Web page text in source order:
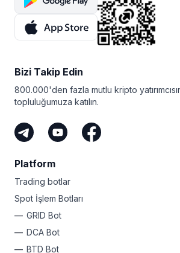
Bizi Takip Edin
800.000'den fazla mutlu kripto
topluluğumuza katılın.
Platform
Trading botlar
Spot İşlem Botları
GRID Bot
DCA Bot
BTD Bot